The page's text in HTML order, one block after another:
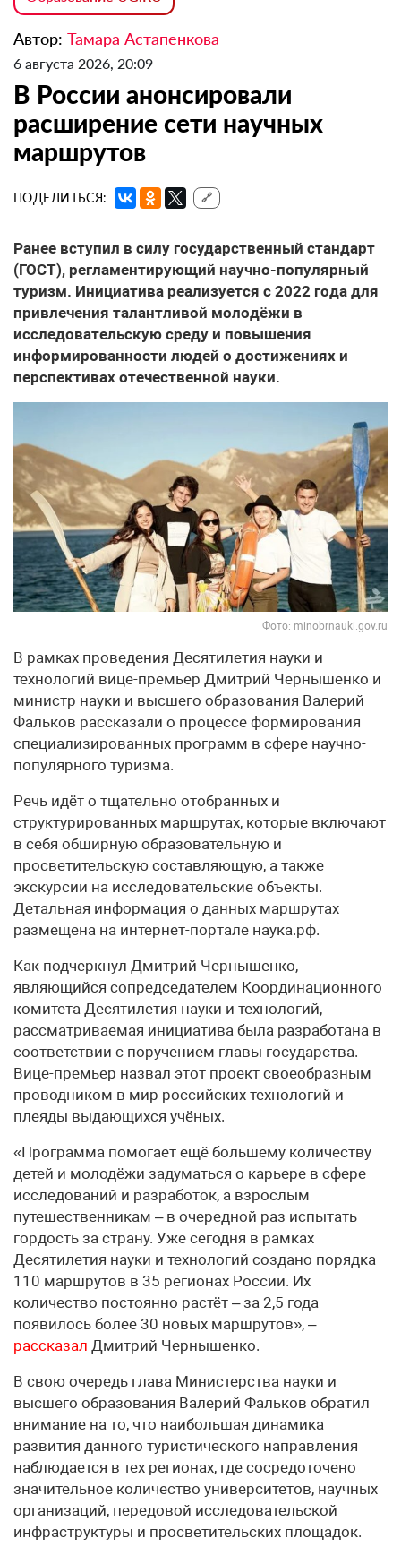
Автор: Тамара Астапенкова
6 августа 2026, 20:09
В России анонсировали
расширение сети научных
маршрутов
ПОДЕЛИТЬСЯ: 🔗
Ранее вступил в силу государственный стандарт
(ГОСТ), регламентирующий научно-популярный
туризм. Инициатива реализуется с 2022 года для
привлечения талантливой молодёжи в
исследовательскую среду и повышения
информированности людей о достижениях и
перспективах отечественной науки.
Фото: minobrnauki.gov.ru
В рамках проведения Десятилетия науки и
технологий вице-премьер Дмитрий Чернышенко и
министр науки и высшего образования Валерий
Фальков рассказали о процессе формирования
специализированных программ в сфере научно-
популярного туризма.
Речь идёт о тщательно отобранных и
структурированных маршрутах, которые включают
в себя обширную образовательную и
просветительскую составляющую, а также
экскурсии на исследовательские объекты.
Детальная информация о данных маршрутах
размещена на интернет-портале наука.рф.
Как подчеркнул Дмитрий Чернышенко,
являющийся сопредседателем Координационного
комитета Десятилетия науки и технологий,
рассматриваемая инициатива была разработана в
соответствии с поручением главы государства.
Вице-премьер назвал этот проект своеобразным
проводником в мир российских технологий и
плеяды выдающихся учёных.
«Программа помогает ещё большему количеству
детей и молодёжи задуматься о карьере в сфере
исследований и разработок, а взрослым
путешественникам – в очередной раз испытать
гордость за страну. Уже сегодня в рамках
Десятилетия науки и технологий создано порядка
110 маршрутов в 35 регионах России. Их
количество постоянно растёт – за 2,5 года
появилось более 30 новых маршрутов», –
рассказал Дмитрий Чернышенко.
В свою очередь глава Министерства науки и
высшего образования Валерий Фальков обратил
внимание на то, что наибольшая динамика
развития данного туристического направления
наблюдается в тех регионах, где сосредоточено
значительное количество университетов, научных
организаций, передовой исследовательской
инфраструктуры и просветительских площадок.